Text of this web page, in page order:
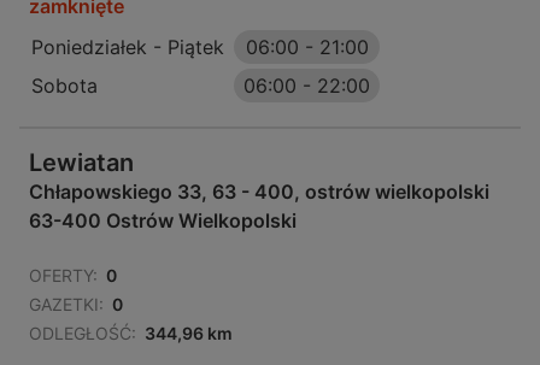
zamknięte
Poniedziałek - Piątek
06:00 - 21:00
Sobota
06:00 - 22:00
Lewiatan
Chłapowskiego 33, 63 - 400, ostrów wielkopolski
63-400 Ostrów Wielkopolski
OFERTY: 0
GAZETKI: 0
ODLEGŁOŚĆ: 344,96 km